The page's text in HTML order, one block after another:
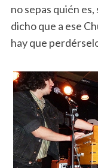
no sepas quién
dicho que a ese
hay que